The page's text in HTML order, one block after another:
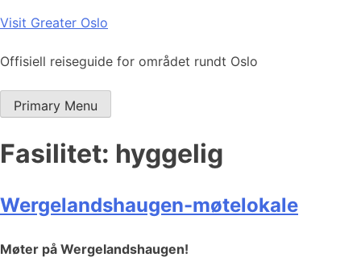
Skip
content
Visit Greater Oslo
Offisiell reiseguide for området rundt Oslo
Primary Menu
Fasilitet: hyggelig
Wergelandshaugen-møtelokale
Møter på Wergelandshaugen!